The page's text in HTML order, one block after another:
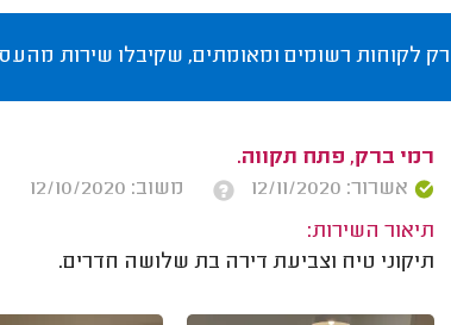
רק לקוחות רשומים ומאומתים, שקיבלו שירות
רמי ברק, פתח תקווה.
אשרור: 12/11/2020
משוב: 12/10/2020
תיאור השירות:
תיקוני טיח וצביעת דירה בת שלושה חדרים.